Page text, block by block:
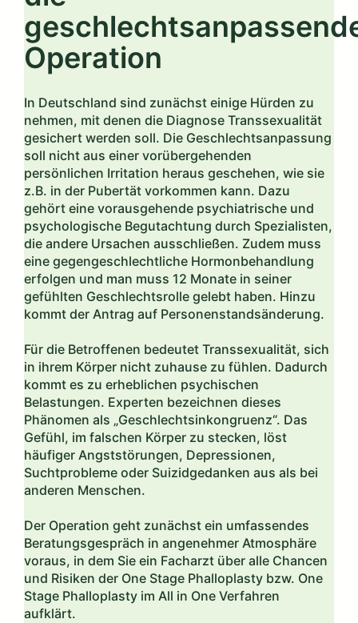
Operation
In Deutschland sind zunächst einige Hürden zu
nehmen, mit denen die Diagnose Transsexualität
gesichert werden soll. Die Geschlechtsanpassung
soll nicht aus einer vorübergehenden
persönlichen Irritation heraus geschehen, wie sie
z.B. in der Pubertät vorkommen kann. Dazu
gehört eine vorausgehende psychiatrische und
psychologische Begutachtung durch Spezialisten,
die andere Ursachen ausschließen. Zudem muss
eine gegengeschlechtliche Hormonbehandlung
erfolgen und man muss 12 Monate in seiner
gefühlten Geschlechtsrolle gelebt haben. Hinzu
kommt der Antrag auf Personenstandsänderung.
Für die Betroffenen bedeutet Transsexualität, sich
in ihrem Körper nicht zuhause zu fühlen. Dadurch
kommt es zu erheblichen psychischen
Belastungen. Experten bezeichnen dieses
Phänomen als „Geschlechtsinkongruenz“. Das
Gefühl, im falschen Körper zu stecken, löst
häufiger Angststörungen, Depressionen,
Suchtprobleme oder Suizidgedanken aus als bei
anderen Menschen.
Der Operation geht zunächst ein umfassendes
Beratungsgespräch in angenehmer Atmosphäre
voraus, in dem Sie ein Facharzt über alle Chancen
und Risiken der One Stage Phalloplasty bzw. One
Stage Phalloplasty im All in One Verfahren
aufklärt.